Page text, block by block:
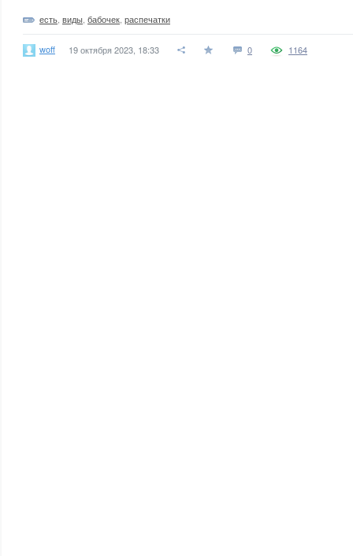
есть виды бабочек распечатки
woff 19 октября 2023, 18:33 0 1164